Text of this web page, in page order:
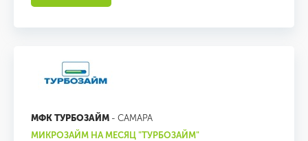
МФК ТУРБОЗАЙМ - САМАРА
МИКРОЗАЙМ НА МЕСЯЦ "ТУРБОЗАЙМ"